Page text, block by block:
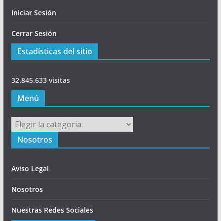
Iniciar Sesión
Cerrar Sesión
Estadísticas del sitio
32.845.633 visitas
Menú
Menú
Nosotros
Aviso Legal
Nosotros
Nuestras Redes Sociales